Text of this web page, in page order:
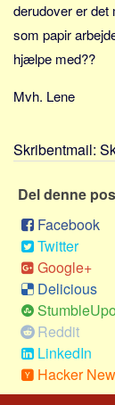
Norge
Thailand
Grækenland
Alle
Nøgleord
Bolig
Job
Virksomhed
Investering
Pension og
Forbrug
Social sikring og
derudover er
som papir
hjælpe med??
Mvh. Lene
Skribentmail:
Del denne
Facebook
Twitter
Google+
Delicious
Reddit
LinkedIn
Hacker